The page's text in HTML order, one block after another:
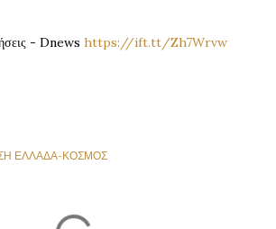
- Dnews https://ift.tt/Zh7Wrvw
ΕΛΛΑΔΑ-ΚΟΣΜΟΣ